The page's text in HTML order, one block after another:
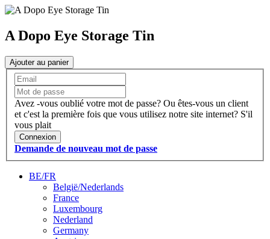
A Dopo Eye Storage Tin
Ajouter au panier
Avez -vous oublié votre mot de passe? Ou êtes-vous un client
et c'est la première fois que vous utilisez notre site internet? S'il
vous plait
Connexion
Demande de nouveau mot de passe
BE/FR
België/Nederlands
France
Luxembourg
Nederland
Germany